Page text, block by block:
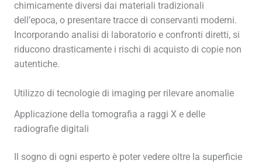
chimicamente diversi dai materiali tradizionali
dell’epoca, o presentare tracce di conservanti moderni.
Incorporando analisi di laboratorio e confronti diretti, si
riducono drasticamente i rischi di acquisto di copie non
autentiche.
Utilizzo di tecnologie di imaging per rilevare anomalie
Applicazione della tomografia a raggi X e delle
radiografie digitali
Il sogno di ogni esperto è poter vedere oltre la superficie